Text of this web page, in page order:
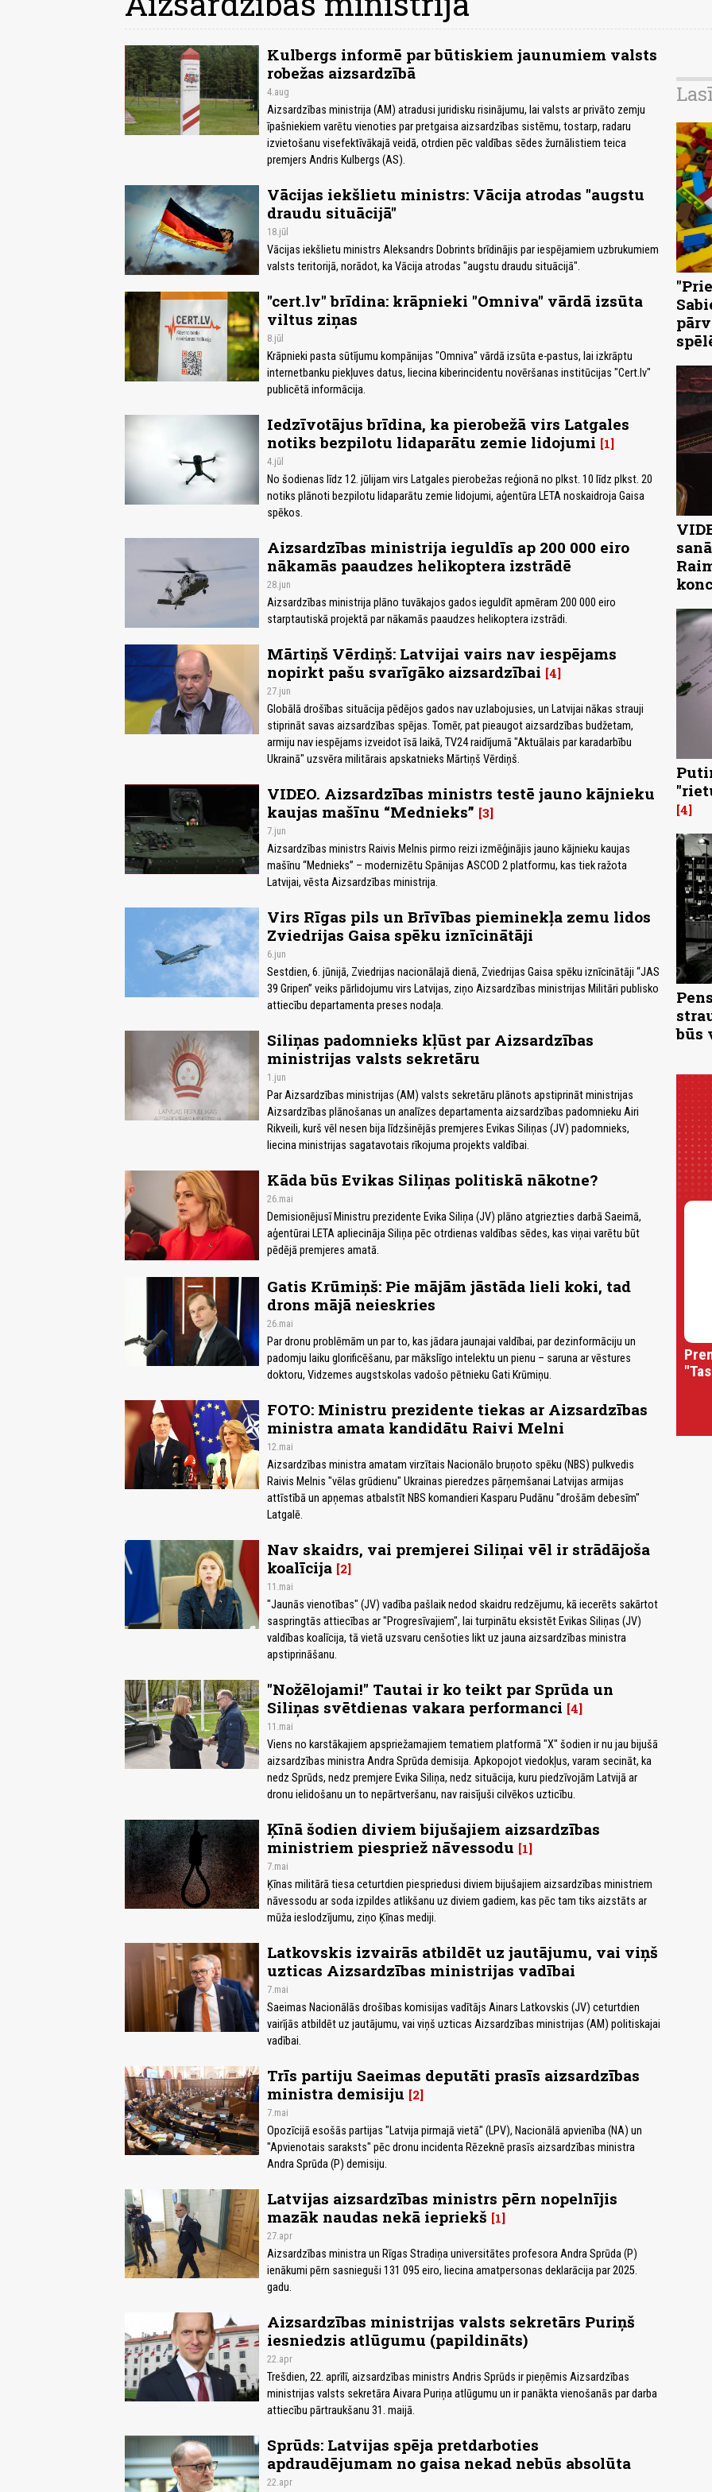
Kulbergs informē par būtiskiem jaunumiem valsts
robežas aizsardzībā
4.aug
Aizsardzības ministrija (AM) atradusi juridisku risinājumu, lai valsts ar privāto zemju
īpašniekiem varētu vienoties par pretgaisa aizsardzības sistēmu, tostarp, radaru
izvietošanu visefektīvākajā veidā, otrdien pēc valdības sēdes žurnālistiem teica
premjers Andris Kulbergs (AS).
Vācijas iekšlietu ministrs: Vācija atrodas "augstu
draudu situācijā"
18.jūl
Vācijas iekšlietu ministrs Aleksandrs Dobrints brīdinājis par iespējamiem uzbrukumiem
valsts teritorijā, norādot, ka Vācija atrodas "augstu draudu situācijā".
"cert.lv" brīdina: krāpnieki "Omniva" vārdā izsūta
viltus ziņas
8.jūl
Krāpnieki pasta sūtījumu kompānijas "Omniva" vārdā izsūta e-pastus, lai izkrāptu
internetbanku piekļuves datus, liecina kiberincidentu novēršanas institūcijas "Cert.lv"
publicētā informācija.
Iedzīvotājus brīdina, ka pierobežā virs Latgales
notiks bezpilotu lidaparātu zemie lidojumi 1
4.jūl
No šodienas līdz 12. jūlijam virs Latgales pierobežas reģionā no plkst. 10 līdz plkst. 20
notiks plānoti bezpilotu lidaparātu zemie lidojumi, aģentūra LETA noskaidroja Gaisa
spēkos.
Aizsardzības ministrija ieguldīs ap 200 000 eiro
nākamās paaudzes helikoptera izstrādē
28.jun
Aizsardzības ministrija plāno tuvākajos gados ieguldīt apmēram 200 000 eiro
starptautiskā projektā par nākamās paaudzes helikoptera izstrādi.
Mārtiņš Vērdiņš: Latvijai vairs nav iespējams
nopirkt pašu svarīgāko aizsardzībai 4
27.jun
Globālā drošības situācija pēdējos gados nav uzlabojusies, un Latvijai nākas strauji
stiprināt savas aizsardzības spējas. Tomēr, pat pieaugot aizsardzības budžetam,
armiju nav iespējams izveidot īsā laikā, TV24 raidījumā "Aktuālais par karadarbību
Ukrainā" uzsvēra militārais apskatnieks Mārtiņš Vērdiņš.
VIDEO. Aizsardzības ministrs testē jauno kājnieku
kaujas mašīnu “Mednieks” 3
7.jun
Aizsardzības ministrs Raivis Melnis pirmo reizi izmēģinājis jauno kājnieku kaujas
mašīnu “Mednieks” – modernizētu Spānijas ASCOD 2 platformu, kas tiek ražota
Latvijai, vēsta Aizsardzības ministrija.
Virs Rīgas pils un Brīvības pieminekļa zemu lidos
Zviedrijas Gaisa spēku iznīcinātāji
6.jun
Sestdien, 6. jūnijā, Zviedrijas nacionālajā dienā, Zviedrijas Gaisa spēku iznīcinātāji “JAS
39 Gripen” veiks pārlidojumu virs Latvijas, ziņo Aizsardzības ministrijas Militāri publisko
attiecību departamenta preses nodaļa.
Siliņas padomnieks kļūst par Aizsardzības
ministrijas valsts sekretāru
1.jun
Par Aizsardzības ministrijas (AM) valsts sekretāru plānots apstiprināt ministrijas
Aizsardzības plānošanas un analīzes departamenta aizsardzības padomnieku Airi
Rikveili, kurš vēl nesen bija līdzšinējās premjeres Evikas Siliņas (JV) padomnieks,
liecina ministrijas sagatavotais rīkojuma projekts valdībai.
Kāda būs Evikas Siliņas politiskā nākotne?
26.mai
Demisionējusī Ministru prezidente Evika Siliņa (JV) plāno atgriezties darbā Saeimā,
aģentūrai LETA apliecināja Siliņa pēc otrdienas valdības sēdes, kas viņai varētu būt
pēdējā premjeres amatā.
Gatis Krūmiņš: Pie mājām jāstāda lieli koki, tad
drons mājā neieskries
26.mai
Par dronu problēmām un par to, kas jādara jaunajai valdībai, par dezinformāciju un
padomju laiku glorificēšanu, par mākslīgo intelektu un pienu – saruna ar vēstures
doktoru, Vidzemes augstskolas vadošo pētnieku Gati Krūmiņu.
FOTO: Ministru prezidente tiekas ar Aizsardzības
ministra amata kandidātu Raivi Melni
12.mai
Aizsardzības ministra amatam virzītais Nacionālo bruņoto spēku (NBS) pulkvedis
Raivis Melnis "vēlas grūdienu" Ukrainas pieredzes pārņemšanai Latvijas armijas
attīstībā un apņemas atbalstīt NBS komandieri Kasparu Pudānu "drošām debesīm"
Latgalē.
Nav skaidrs, vai premjerei Siliņai vēl ir strādājoša
koalīcija 2
11.mai
"Jaunās vienotības" (JV) vadība pašlaik nedod skaidru redzējumu, kā iecerēts sakārtot
saspringtās attiecības ar "Progresīvajiem", lai turpinātu eksistēt Evikas Siliņas (JV)
valdības koalīcija, tā vietā uzsvaru cenšoties likt uz jauna aizsardzības ministra
apstiprināšanu.
"Nožēlojami!" Tautai ir ko teikt par Sprūda un
Siliņas svētdienas vakara performanci 4
11.mai
Viens no karstākajiem apspriežamajiem tematiem platformā "X" šodien ir nu jau bijušā
aizsardzības ministra Andra Sprūda demisija. Apkopojot viedokļus, varam secināt, ka
nedz Sprūds, nedz premjere Evika Siliņa, nedz situācija, kuru piedzīvojām Latvijā ar
dronu ielidošanu un to nepārtveršanu, nav raisījuši cilvēkos uzticību.
Ķīnā šodien diviem bijušajiem aizsardzības
ministriem piespriež nāvessodu 1
7.mai
Ķīnas militārā tiesa ceturtdien piespriedusi diviem bijušajiem aizsardzības ministriem
nāvessodu ar soda izpildes atlikšanu uz diviem gadiem, kas pēc tam tiks aizstāts ar
mūža ieslodzījumu, ziņo Ķīnas mediji.
Latkovskis izvairās atbildēt uz jautājumu, vai viņš
uzticas Aizsardzības ministrijas vadībai
7.mai
Saeimas Nacionālās drošības komisijas vadītājs Ainars Latkovskis (JV) ceturtdien
vairījās atbildēt uz jautājumu, vai viņš uzticas Aizsardzības ministrijas (AM) politiskajai
vadībai.
Trīs partiju Saeimas deputāti prasīs aizsardzības
ministra demisiju 2
7.mai
Opozīcijā esošās partijas "Latvija pirmajā vietā" (LPV), Nacionālā apvienība (NA) un
"Apvienotais saraksts" pēc dronu incidenta Rēzeknē prasīs aizsardzības ministra
Andra Sprūda (P) demisiju.
Latvijas aizsardzības ministrs pērn nopelnījis
mazāk naudas nekā iepriekš 1
27.apr
Aizsardzības ministra un Rīgas Stradiņa universitātes profesora Andra Sprūda (P)
ienākumi pērn sasnieguši 131 095 eiro, liecina amatpersonas deklarācija par 2025.
gadu.
Aizsardzības ministrijas valsts sekretārs Puriņš
iesniedzis atlūgumu (papildināts)
22.apr
Trešdien, 22. aprīlī, aizsardzības ministrs Andris Sprūds ir pieņēmis Aizsardzības
ministrijas valsts sekretāra Aivara Puriņa atlūgumu un ir panākta vienošanās par darba
attiecību pārtraukšanu 31. maijā.
Sprūds: Latvijas spēja pretdarboties
apdraudējumam no gaisa nekad nebūs absolūta
22.apr
4
būs